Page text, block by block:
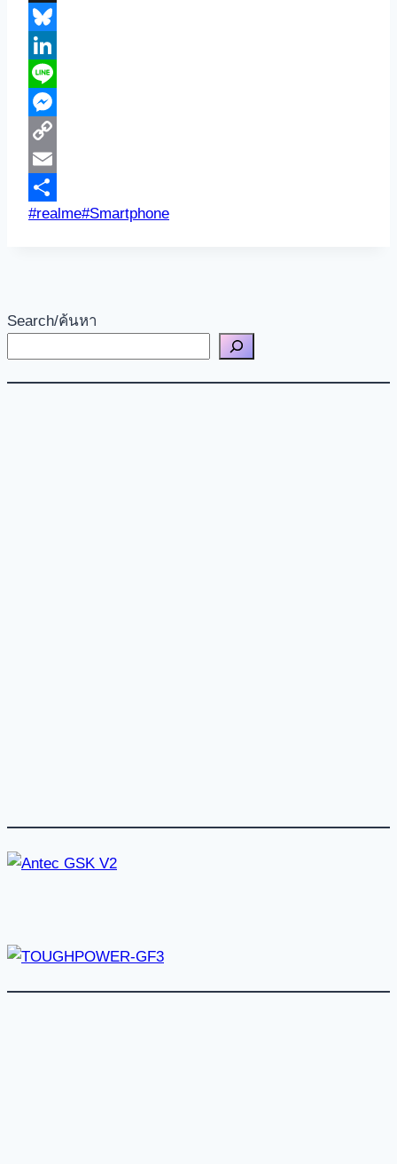
Threads
Bluesky
LinkedIn
Line
Messenger
Copy
Link
Email
Share
Post
#realme#Smartphone
Search/ค้นหา